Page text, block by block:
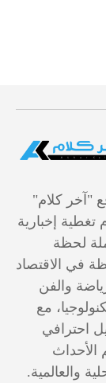
"آخر كلام"
تغطية إخبارية
لحظة
في الاقتصاد
والفن
مع
احترافي
الأحداث
والعالمية.